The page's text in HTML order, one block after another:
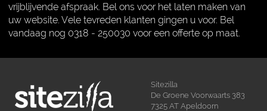
vrijblijvende afspraak. Bel ons voor het laten maken van
uw website. Vele tevreden klanten gingen u voor. Bel
vandaag nog 0318 - 250030 voor een offerte op maat.
Sitezilla
De Groene Voorwaarts 383
7325 AT Apeldoorn